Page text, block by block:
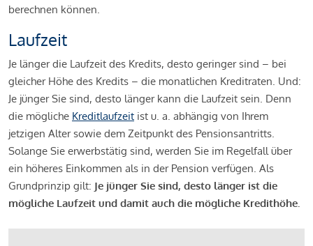
berechnen können.
Laufzeit
Je länger die Laufzeit des Kredits, desto geringer sind – bei
gleicher Höhe des Kredits – die monatlichen Kreditraten. Und:
Je jünger Sie sind, desto länger kann die Laufzeit sein. Denn
die mögliche Kreditlaufzeit ist u. a. abhängig von Ihrem
jetzigen Alter sowie dem Zeitpunkt des Pensionsantritts.
Solange Sie erwerbstätig sind, werden Sie im Regelfall über
ein höheres Einkommen als in der Pension verfügen. Als
Grundprinzip gilt: Je jünger Sie sind, desto länger ist die
mögliche Laufzeit und damit auch die mögliche Kredithöhe.